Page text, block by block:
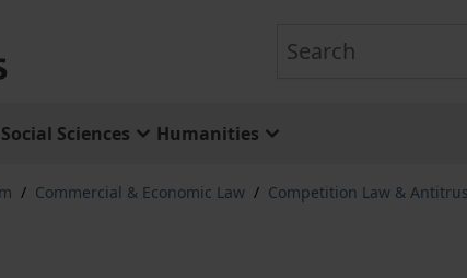
Social Sciences Humanities
/ Commercial & Economic Law / Competition Law &